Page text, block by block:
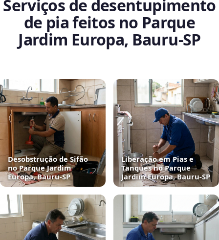
Serviços de desentupimento
de pia feitos no Parque
Jardim Europa, Bauru‑SP
Desobstrução de Sifão
no Parque Jardim
Europa, Bauru‑SP
Liberação em Pias e
Tanques no Parque
Jardim Europa, Bauru‑SP